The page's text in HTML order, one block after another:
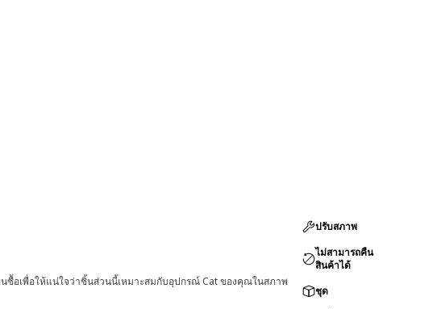
อเพื่อให้แน่ใจว่าชิ้นส่วนนี้เหมาะสมกับอุปกรณ์ Cat ของคุณในสภาพ
ปรับสภาพ
ไม่สามารถคืน
สินค้าได้
ชุด